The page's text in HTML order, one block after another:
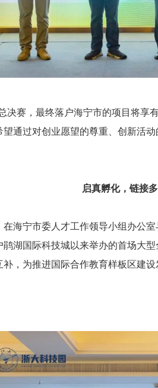
入围
决赛，最终落户海宁市的项目将
通过对创业愿望的尊重、创新活
启真孵化，链接
海宁市委人才工作领导小组办公
湖国际科技城以来举办的首场
，为推进国际合作教育样板区建设